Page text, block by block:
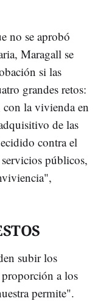
no se aprobó
Maragall se
si las
grandes retos:
con la vivienda en
de las
contra el
públicos,
subir los
a los
permite".